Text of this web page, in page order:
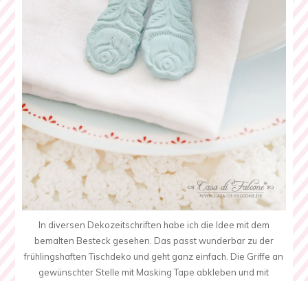
In diversen Dekozeitschriften habe ich die Idee mit dem
bemalten Besteck gesehen. Das passt wunderbar zu der
frühlingshaften Tischdeko und geht ganz einfach. Die Griffe an
gewünschter Stelle mit Masking Tape abkleben und mit